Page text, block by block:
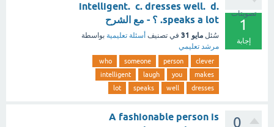
تصويتات
1
إجابة
intelligent. c. dresses well. d.
speaks a lot. ؟ - مع الشرح
سُئل مايو 31 في تصنيف أسئلة تعليمية بواسطة
مرشد تعليمي
clever
person
someone
who
makes
you
laugh
intelligent
dresses
well
speaks
lot
0
A fashionable person is